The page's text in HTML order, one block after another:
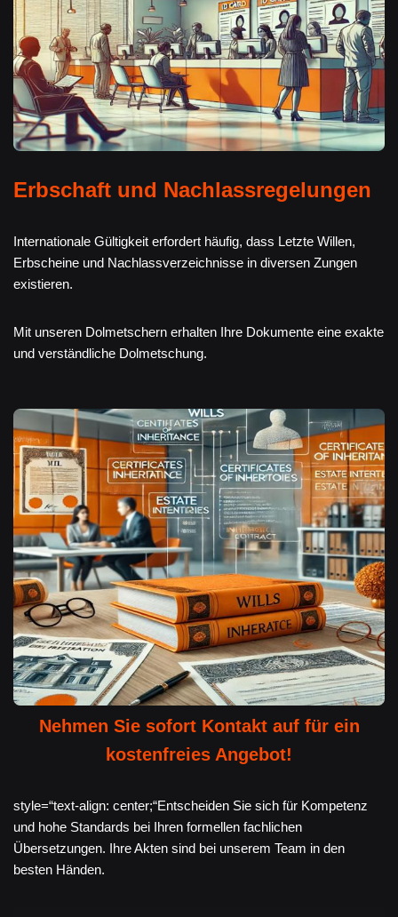
Erbschaft und Nachlassregelungen
Internationale Gültigkeit erfordert häufig, dass Letzte Willen,
Erbscheine und Nachlassverzeichnisse in diversen Zungen
existieren.
Mit unseren Dolmetschern erhalten Ihre Dokumente eine exakte
und verständliche Dolmetschung.
Nehmen Sie sofort Kontakt auf für ein
kostenfreies Angebot!
style=“text-align: center;“Entscheiden Sie sich für Kompetenz
und hohe Standards bei Ihren formellen fachlichen
Übersetzungen. Ihre Akten sind bei unserem Team in den
besten Händen.